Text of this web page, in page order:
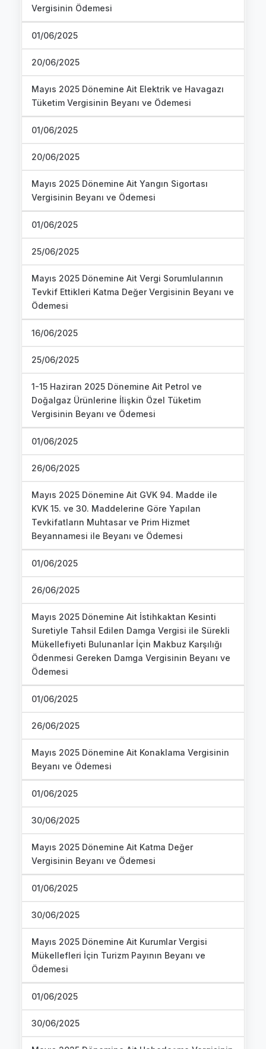
Vergisinin Ödemesi
01/06/2025
20/06/2025
Mayıs 2025 Dönemine Ait Elektrik ve Havagazı
Tüketim Vergisinin Beyanı ve Ödemesi
01/06/2025
20/06/2025
Mayıs 2025 Dönemine Ait Yangın Sigortası
Vergisinin Beyanı ve Ödemesi
01/06/2025
25/06/2025
Mayıs 2025 Dönemine Ait Vergi Sorumlularının
Tevkif Ettikleri Katma Değer Vergisinin Beyanı ve
Ödemesi
16/06/2025
25/06/2025
1-15 Haziran 2025 Dönemine Ait Petrol ve
Doğalgaz Ürünlerine İlişkin Özel Tüketim
Vergisinin Beyanı ve Ödemesi
01/06/2025
26/06/2025
Mayıs 2025 Dönemine Ait GVK 94. Madde ile
KVK 15. ve 30. Maddelerine Göre Yapılan
Tevkifatların Muhtasar ve Prim Hizmet
Beyannamesi ile Beyanı ve Ödemesi
01/06/2025
26/06/2025
Mayıs 2025 Dönemine Ait İstihkaktan Kesinti
Suretiyle Tahsil Edilen Damga Vergisi ile Sürekli
Mükellefiyeti Bulunanlar İçin Makbuz Karşılığı
Ödenmesi Gereken Damga Vergisinin Beyanı ve
Ödemesi
01/06/2025
26/06/2025
Mayıs 2025 Dönemine Ait Konaklama Vergisinin
Beyanı ve Ödemesi
01/06/2025
30/06/2025
Mayıs 2025 Dönemine Ait Katma Değer
Vergisinin Beyanı ve Ödemesi
01/06/2025
30/06/2025
Mayıs 2025 Dönemine Ait Kurumlar Vergisi
Mükellefleri İçin Turizm Payının Beyanı ve
Ödemesi
01/06/2025
30/06/2025